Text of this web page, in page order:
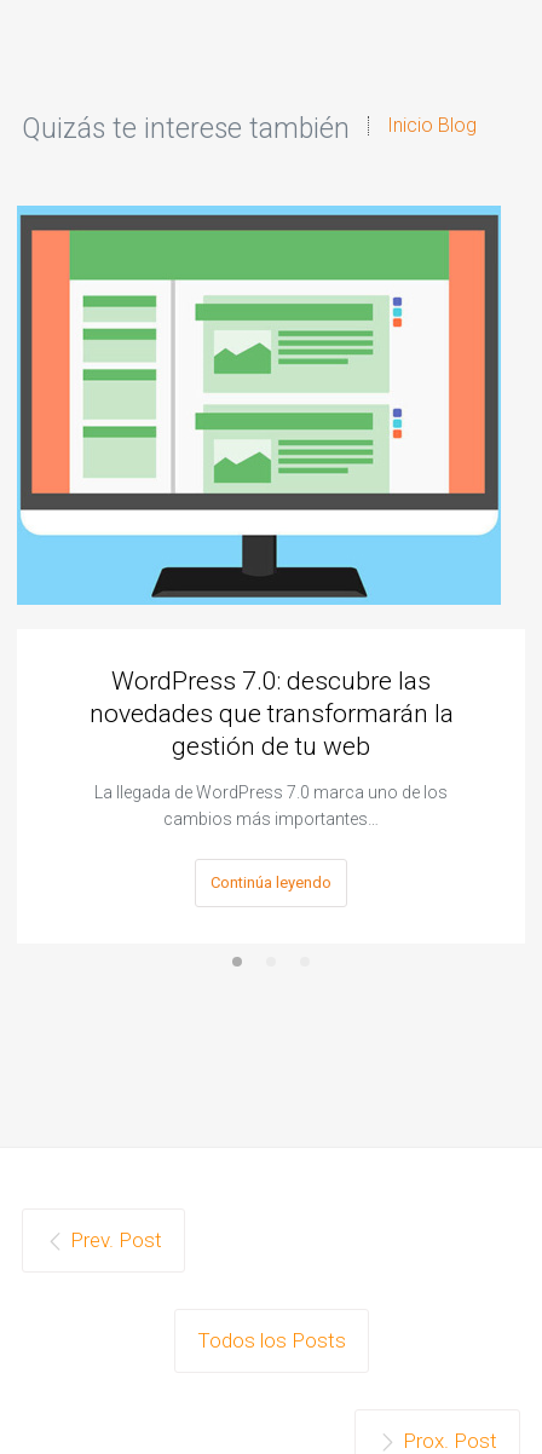
Quizás te interese también Inicio Blog
WordPress 7.0: descubre las
novedades que transformarán la
gestión de tu web
La llegada de WordPress 7.0 marca uno de los
cambios más importantes…
Continúa leyendo
Prev. Post
Todos los Posts
Prox. Post